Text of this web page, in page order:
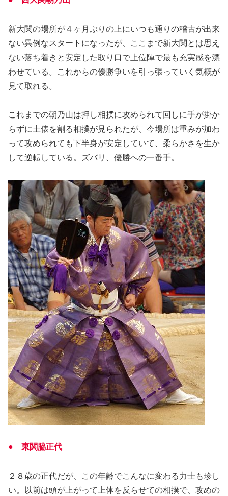
新大関の場所が４ヶ月ぶりの上にいつも通りの稽古が出来
ない異例なスタートになったが、ここまで新大関とは思え
ない落ち着きと安定した取り口で上位陣で最も充実感を漂
わせている。これからの優勝争いを引っ張っていく気概が
見て取れる。
これまでの朝乃山は押し相撲に攻められて回しに手が掛か
らずに土俵を割る相撲が見られたが、今場所は重みが加わ
って攻められても下半身が安定していて、柔らかさを生か
して逆転している。ズバリ、優勝への一番手。
● 東関脇正代
２８歳の正代だが、この年齢でこんなに変わる力士も珍し
い。以前は頭が上がって上体を反らせての相撲で、攻めの